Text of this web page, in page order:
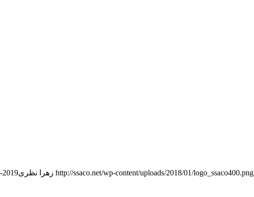
http://ssaco.net/wp-content/uploads/2018/01/logo_ssaco400.png زهرا نظری2019-01-17 14:42:28